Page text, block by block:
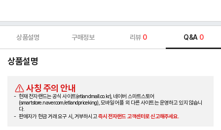
상품설명 구매정보 리뷰 0 Q&A 0
상품설명
사칭 주의 안내
현재 전자랜드는 공식 사이트(etlandmall.co.kr), 네이버 스마트스토어
(smartstore.naver.com/etlandpriceking), 모바일 어플 외 다른 사이트는 운영하고 있지 않습니
다.
판매자가 현금 거래 요구 시, 거부하시고즉시 전자랜드 고객센터로 신고해주세요.